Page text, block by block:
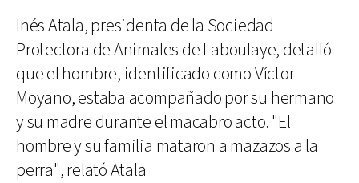
Inés Atala, presidenta de la Sociedad
Protectora de Animales de Laboulaye, detalló
que el hombre, identificado como Víctor
Moyano, estaba acompañado por su hermano
y su madre durante el macabro acto. "El
hombre y su familia mataron a mazazos a la
perra", relató Atala